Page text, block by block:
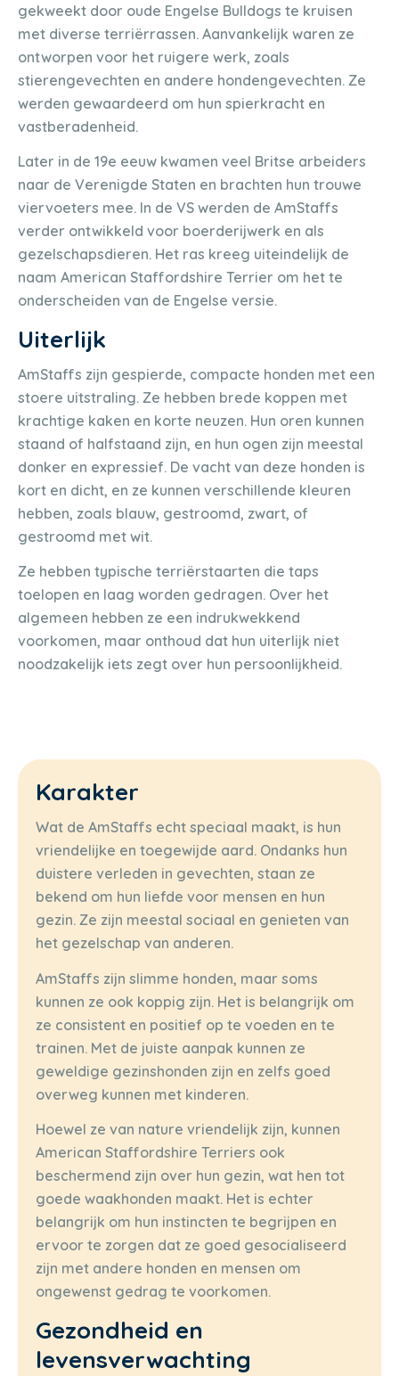
gekweekt door oude Engelse Bulldogs te kruisen
met diverse terriërrassen. Aanvankelijk waren ze
ontworpen voor het ruigere werk, zoals
stierengevechten en andere hondengevechten. Ze
werden gewaardeerd om hun spierkracht en
vastberadenheid.
Later in de 19e eeuw kwamen veel Britse arbeiders
naar de Verenigde Staten en brachten hun trouwe
viervoeters mee. In de VS werden de AmStaffs
verder ontwikkeld voor boerderijwerk en als
gezelschapsdieren. Het ras kreeg uiteindelijk de
naam American Staffordshire Terrier om het te
onderscheiden van de Engelse versie.
Uiterlijk
AmStaffs zijn gespierde, compacte honden met een
stoere uitstraling. Ze hebben brede koppen met
krachtige kaken en korte neuzen. Hun oren kunnen
staand of halfstaand zijn, en hun ogen zijn meestal
donker en expressief. De vacht van deze honden is
kort en dicht, en ze kunnen verschillende kleuren
hebben, zoals blauw, gestroomd, zwart, of
gestroomd met wit.
Ze hebben typische terriërstaarten die taps
toelopen en laag worden gedragen. Over het
algemeen hebben ze een indrukwekkend
voorkomen, maar onthoud dat hun uiterlijk niet
noodzakelijk iets zegt over hun persoonlijkheid.
Karakter
Wat de AmStaffs echt speciaal maakt, is hun
vriendelijke en toegewijde aard. Ondanks hun
duistere verleden in gevechten, staan ze
bekend om hun liefde voor mensen en hun
gezin. Ze zijn meestal sociaal en genieten van
het gezelschap van anderen.
AmStaffs zijn slimme honden, maar soms
kunnen ze ook koppig zijn. Het is belangrijk om
ze consistent en positief op te voeden en te
trainen. Met de juiste aanpak kunnen ze
geweldige gezinshonden zijn en zelfs goed
overweg kunnen met kinderen.
Hoewel ze van nature vriendelijk zijn, kunnen
American Staffordshire Terriers ook
beschermend zijn over hun gezin, wat hen tot
goede waakhonden maakt. Het is echter
belangrijk om hun instincten te begrijpen en
ervoor te zorgen dat ze goed gesocialiseerd
zijn met andere honden en mensen om
ongewenst gedrag te voorkomen.
Gezondheid en
levensverwachting